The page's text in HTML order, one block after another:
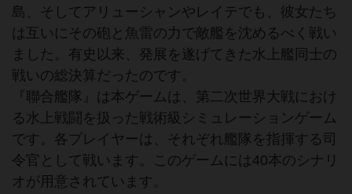
島、そしてアリューシャンやレイテでも、彼女たち
は互いにその砲と魚雷の力で敵艦を沈めるべく戦い
ました。有史以来、発展を遂げてきた水上艦同士の
戦いの総決算だったのです。
『聯合艦隊』は本ゲームは、第二次世界大戦におけ
る水上戦闘を扱った戦術級シミュレーションゲーム
です。各プレイヤーは、それぞれ艦隊を指揮する司
令官として戦います。このゲームには40本のシナリ
オが用意されています。